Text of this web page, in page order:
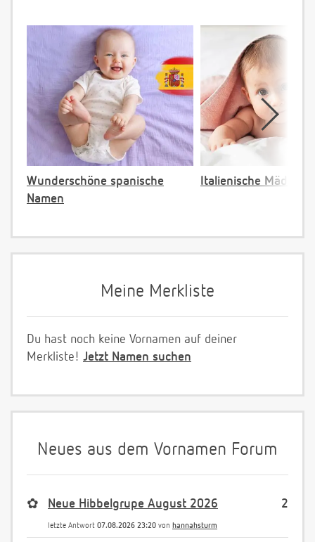
Wunderschöne spanische
Namen
Italienische
Meine Merkliste
Du hast noch keine Vornamen auf deiner
Merkliste! Jetzt Namen suchen
Neues aus dem Vornamen Forum
2
✿ Neue Hibbelgrupe August 2026
letzte Antwort 07.08.2026 23:20 von hannahsturm